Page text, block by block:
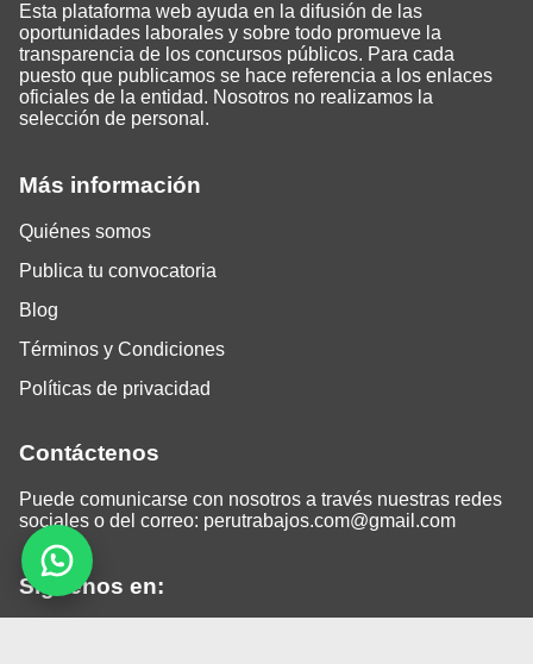
Más información
Quiénes somos
Publica tu convocatoria
Blog
Términos y Condiciones
Políticas de privacidad
Contáctenos
Puede comunicarse con nosotros a través nuestras redes
sociales o del correo: perutrabajos.com@gmail.com
Siguenos en:
Esta plataforma web ayuda en la difusión de las
oportunidades laborales y sobre todo promueve la
transparencia de los concursos públicos. Para cada
puesto que publicamos se hace referencia a los enlaces
oficiales de la entidad. Nosotros no realizamos la
selección de personal.